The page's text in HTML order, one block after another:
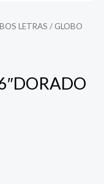
LETRAS / GLOBO